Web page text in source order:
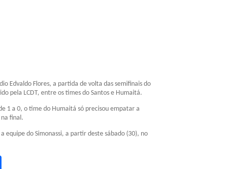
Edvaldo Flores, a partida de volta das semifinais do
pela LCDT, entre os times do Santos e Humaitá.
1 a 0, o time do Humaitá só precisou empatar a
final.
do Simonassi, a partir deste sábado (30), no